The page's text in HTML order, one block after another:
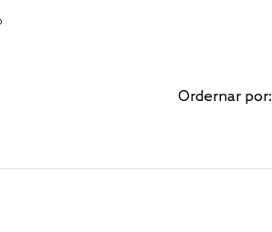
Ordernar por: